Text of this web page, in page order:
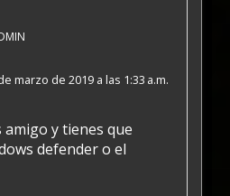
marzo de 2019 a las 1:33 a.m.
amigo y tienes que
defender o el